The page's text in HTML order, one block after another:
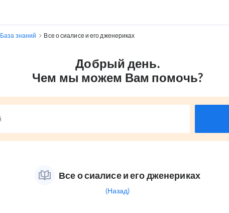
База знаний Все о сиалисе и его дженериках
Добрый день.
Чем мы можем Вам помочь?
Все о сиалисе и его дженериках
(Назад)